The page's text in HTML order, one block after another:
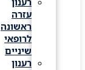
עזרה
ראשונה
לרופאי
שיניים
רענון